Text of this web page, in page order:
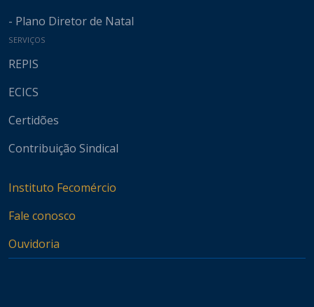
- Plano Diretor de Natal
SERVIÇOS
REPIS
ECICS
Certidões
Contribuição Sindical
Instituto Fecomércio
Fale conosco
Ouvidoria